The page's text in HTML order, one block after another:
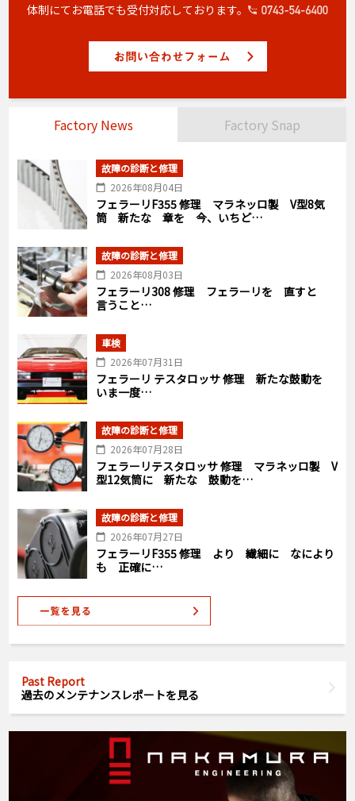
体制にてお電話でも受付対応しております。
Factory News Factory Snap
故障の診断と修理
2026年08月04日
フェラーリF355 修理 マラネッロ製 V型8気
筒 新たな 章を 今、いちど…
故障の診断と修理
2026年08月03日
フェラーリ308 修理 フェラーリを 直すと
言うこと…
車検
2026年07月31日
フェラーリ テスタロッサ 修理 新たな鼓動を
いま一度…
故障の診断と修理
2026年07月28日
フェラーリテスタロッサ 修理 マラネッロ製 V
型12気筒に 新たな 鼓動を…
故障の診断と修理
2026年07月27日
フェラーリF355 修理 より 繊細に なにより
も 正確に…
Past Report
過去のメンテナンスレポートを見る